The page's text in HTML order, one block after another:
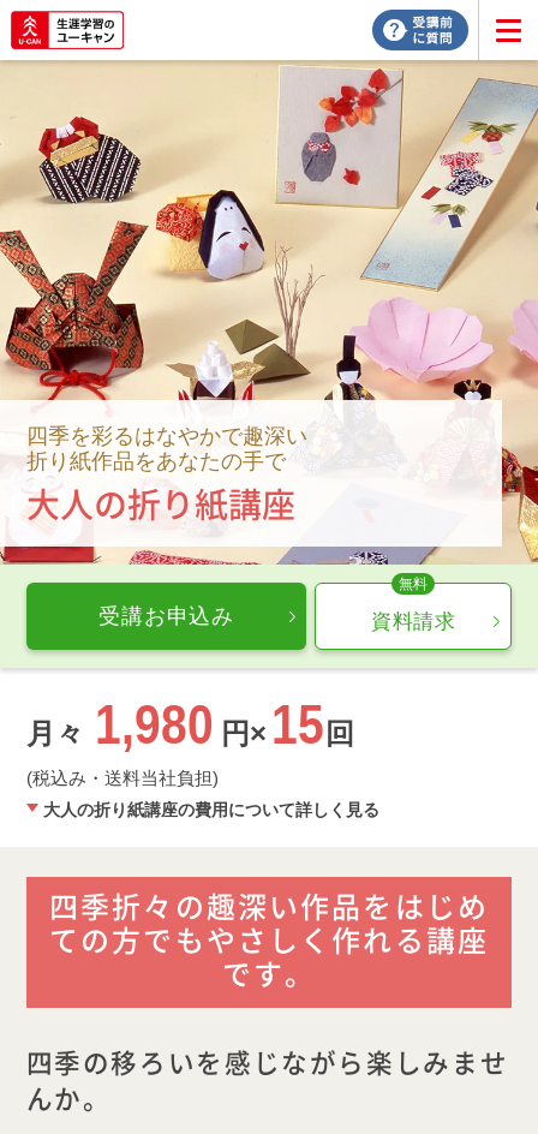
四季を彩るはなやかで趣深い
折り紙作品をあなたの手で
大人の折り紙講座
受講お申込み 資料請求
月々 1,980 円× 15 回
(税込み・送料当社負担)
大人の折り紙講座の費用について詳しく見る
四季折々の趣深い作品をはじめ
ての方でもやさしく作れる講座
です。
四季の移ろいを感じながら楽しみませ
んか。